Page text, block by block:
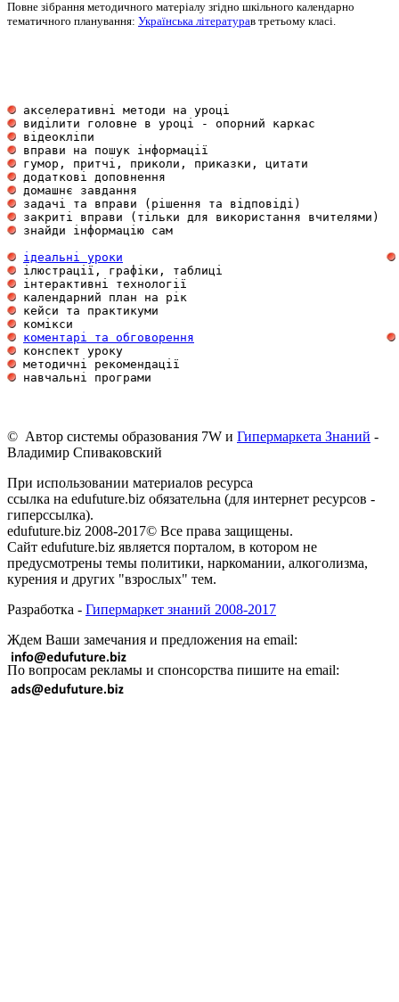
Повне зібрання методичного матеріалу згідно шкільного календарно
тематичного планування: Українська літературав третьому класі.
акселеративні методи на
виділити головне в уроці - опорний
вправи на пошук
гумор, притчі, приколи, приказки,
додаткові
домашнє
задачі та вправи (рішення та
закриті вправи (тільки для використання
знайди інформацію
ідеальні уроки
ілюстрації, графіки,
інтерактивні
календарний план на
кейси та
коментарі та обговорення
конспект
методичні
навчальні
© Автор системы образования 7W и Гипермаркета Знаний -
Владимир Спиваковский
При использовании материалов ресурса
ссылка на edufuture.biz обязательна (для интернет ресурсов -
гиперссылка).
edufuture.biz 2008-2017© Все права защищены.
Сайт edufuture.biz является порталом, в котором не
предусмотрены темы политики, наркомании, алкоголизма,
курения и других "взрослых" тем.
Разработка - Гипермаркет знаний 2008-2017
Ждем Ваши замечания и предложения на email:
По вопросам рекламы и спонсорства пишите на email: